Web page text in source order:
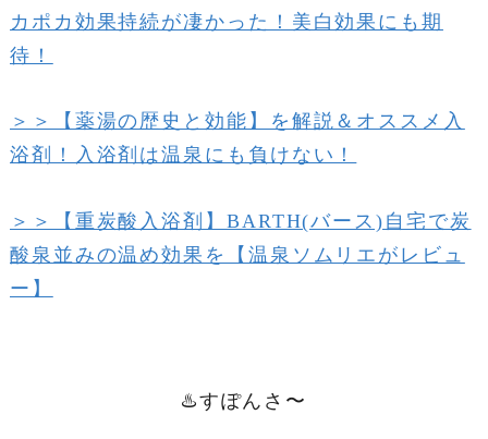
カポカ効果持続が凄かった！美白効果にも期
待！
＞＞【薬湯の歴史と効能】を解説＆オススメ入
浴剤！入浴剤は温泉にも負けない！
＞＞【重炭酸入浴剤】BARTH(バース)自宅で炭
酸泉並みの温め効果を【温泉ソムリエがレビュ
ー】
♨️すぽんさ〜